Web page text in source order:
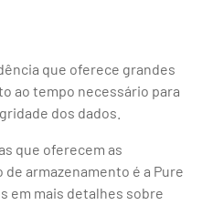
que oferece grandes
ao tempo necessário para
dos dados.
que oferecem as
armazenamento é a Pure
em mais detalhes sobre